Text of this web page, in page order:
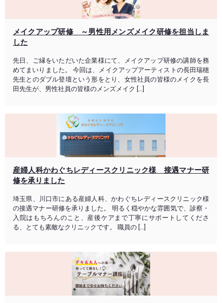
メイクアップ研修 ～男性用メンズメイク研修を担当しま
した
先日、ご縁をいただいた企業様にて、メイクアップ研修の講師を務
めてまいりました。 今回は、メイクアップアーティストの長田瑞穂
先生とのダブル登壇という形をとり、女性社員の皆様のメイクを長
田先生が、男性社員の皆様のメンズメイク […]
産婦人科かわぐちレディースクリニック様 接遇マナー研
修を承りました
埼玉県、川口市にある産婦人科、かわぐちレディースクリニック様
の接遇マナー研修を承りました。 明るく穏やかな雰囲気で、診察・
入院はもちろんのこと、産後ケアまで丁寧にサポートしてくださ
る、とても素敵なクリニックです。 職員の […]